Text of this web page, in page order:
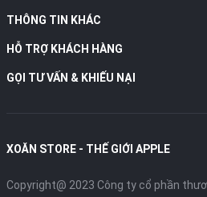
THÔNG TIN KHÁC
HỖ TRỢ KHÁCH HÀNG
GỌI TƯ VẤN & KHIẾU NẠI
XOĂN STORE - THẾ GIỚI APPLE
Copyright@ 2023 Công ty cổ phần